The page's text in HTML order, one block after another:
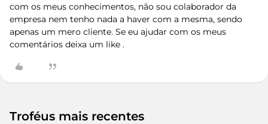
com os meus conhecimentos, não sou colaborador da
empresa nem tenho nada a haver com a mesma, sendo
apenas um mero cliente. Se eu ajudar com os meus
comentários deixa um like .
Troféus mais recentes